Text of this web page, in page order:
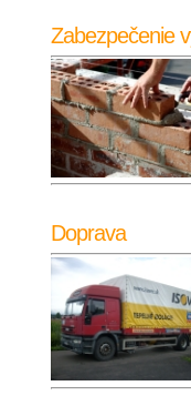
Zabezpečenie
Doprava